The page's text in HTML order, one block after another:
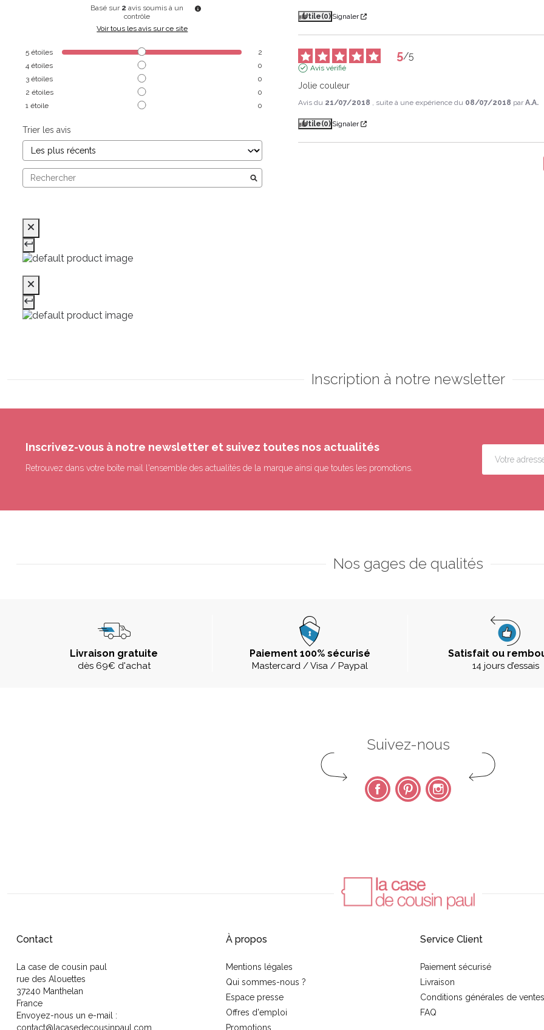
Basé sur 2 avis soumis à un
contrôle
Voir tous les avis sur ce site
5 étoiles
2
4 étoiles
0
3 étoiles
0
2 étoiles
0
1 étoile 0
Trier les avis
Utile(0) Signaler
5/5
Avis vérifié
Jolie couleur
Avis du 21/07/2018 , suite à une expérience du 08/07/2018 parA.A.
Utile(0) Signaler
Inscription à notre newsletter
Inscrivez-vous à notre newsletter et suivez toutes nos actualités
Retrouvez dans votre boîte mail l'ensemble des actualités de la marque ainsi que toutes les promotions.
Nos gages de qualités
Livraison gratuite
dès 69€ d'achat
Paiement 100% sécurisé
Mastercard / Visa / Paypal
Satisfait ou
14 jours d’essais
Suivez-nous
FacebookPinterest Instagram
Contact
La case de cousin paul
rue des Alouettes
37240 Manthelan
France
Envoyez-nous un e-mail :
contact@lacasedecousinpaul.com
À propos
Mentions légales
Qui sommes-nous ?
Espace presse
Offres d'emploi
Promotions
Service Client
Paiement sécurisé
Livraison
Conditions générales de ventes
FAQ